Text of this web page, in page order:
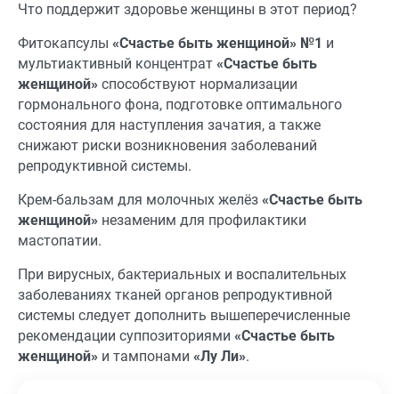
Что поддержит здоровье женщины в этот период?
Фитокапсулы «Счастье быть женщиной» №1 и
мультиактивный концентрат «Счастье быть
женщиной» способствуют нормализации
гормонального фона, подготовке оптимального
состояния для наступления зачатия, а также
снижают риски возникновения заболеваний
репродуктивной системы.
Крем-бальзам для молочных желёз «Счастье быть
женщиной» незаменим для профилактики
мастопатии.
При вирусных, бактериальных и воспалительных
заболеваниях тканей органов репродуктивной
системы следует дополнить вышеперечисленные
рекомендации суппозиториями «Счастье быть
женщиной» и тампонами «Лу Ли».